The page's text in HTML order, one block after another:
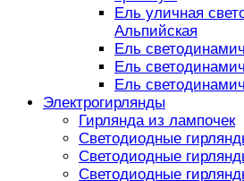
Ель уличная
Альпийская
Ель
Ель
Ель
Электрогирлянды
Гирлянда из лампочек
Светодиодные
Светодиодные
Светодиодные